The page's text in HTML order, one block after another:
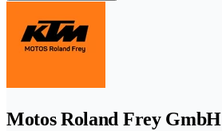
Motos Roland Frey GmbH